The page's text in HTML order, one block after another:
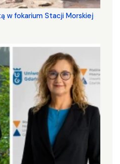
w fokarium Stacji Morskiej